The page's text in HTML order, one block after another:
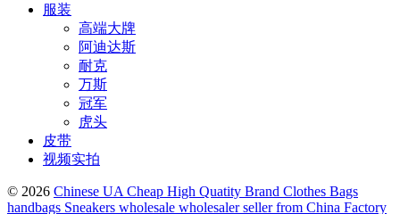
服装
高端大牌
阿迪达斯
耐克
万斯
冠军
虎头
皮带
视频实拍
© 2026 Chinese UA Cheap High Quatity Brand Clothes Bags
handbags Sneakers wholesale wholesaler seller from China Factory